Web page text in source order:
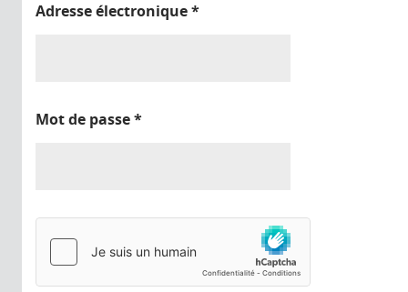
Adresse électronique*
Mot de passe*